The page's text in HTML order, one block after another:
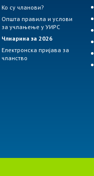
Ко су чланови?
Општа правила и услови
за учлањење у УИРС
Члнарина за 2026
Електронска пријава за
чланство